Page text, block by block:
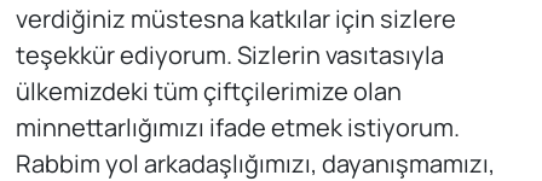
verdiğiniz müstesna katkılar için sizlere
teşekkür ediyorum. Sizlerin vasıtasıyla
ülkemizdeki tüm çiftçilerimize olan
minnettarlığımızı ifade etmek istiyorum.
Rabbim yol arkadaşlığımızı, dayanışmamızı,